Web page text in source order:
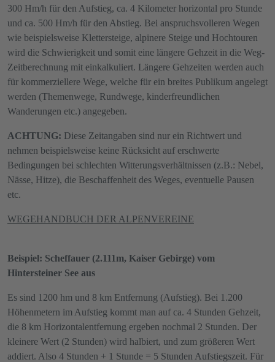
300 Hm/h für den Aufstieg, ca. 4 Kilometer horizontal pro Stunde
und ca. 500 Hm/h für den Abstieg. Bei anspruchsvolleren Wegen
wie beispielsweise Klettersteige, alpinere Steige und Hochtouren
wird die Schwierigkeit und somit eine längere Gehzeit in die Weg-
Zeitberechnung mit einkalkuliert. Längere Gehzeiten werden auch
für kommerziellere Wege, welche für ein breites Publikum angelegt
werden (Themenwege, Rundwege, kinderfreundlichen
Wanderungen etc.) angegeben.
ACHTUNG: Diese Zeitangaben sind nur ein Richtwert und
nehmen beispielsweise keine Rücksicht auf erschwerte
Bedingungen bei schlechten Witterungsverhältnissen (z.B.: Nebel,
Nässe, Hitze), die Beschaffenheit des Weges, eventuelle Pausen
etc.
WEGEHANDBUCH DER ALPENVEREINE
Beispiel: Scheffauer (2.111m, Kaiser Gebirge) vom
Hintersteiner See aus
Es sind 1200 hm und 8 km Entfernung (Aufstieg). Bei 1.200
Höhenmetern im Aufstieg kommt man auf ca. 4 Stunden Gehzeit,
die 8 km Horizontalentfernung ergeben nochmal 2 Stunden. Der
kleinere Wert (2 Stunden) wird halbiert, und zum größeren Wert
addiert. Also 4 Stunden + 1 Stunde = 5 Stunden Aufstiegszeit. Für